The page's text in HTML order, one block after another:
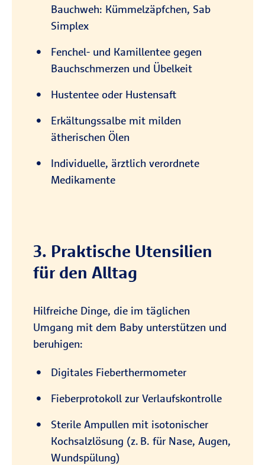
Bauchweh: Kümmelzäpfchen, Sab
Simplex
Fenchel- und Kamillentee gegen
Bauchschmerzen und Übelkeit
Hustentee oder Hustensaft
Erkältungssalbe mit milden
ätherischen Ölen
Individuelle, ärztlich verordnete
Medikamente
3. Praktische Utensilien
für den Alltag
Hilfreiche Dinge, die im täglichen
Umgang mit dem Baby unterstützen und
beruhigen:
Digitales Fieberthermometer
Fieberprotokoll zur Verlaufskontrolle
Sterile Ampullen mit isotonischer
Kochsalzlösung (z. B. für Nase, Augen,
Wundspülung)